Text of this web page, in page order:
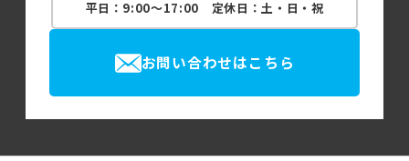
平日：9:00～17:00 定休日：土・日・祝
お問い合わせはこちら